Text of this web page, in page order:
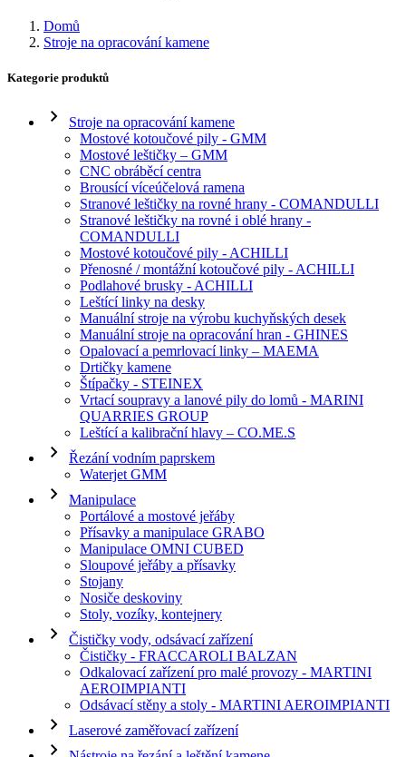
Domů
Stroje na opracování kamene
Kategorie produktů
Stroje na opracování kamene
Mostové kotoučové pily - GMM
Mostové leštičky – GMM
CNC obráběcí centra
Brousící víceúčelová ramena
Stranové leštičky na rovné hrany - COMANDULLI
Stranové leštičky na rovné i oblé hrany -
COMANDULLI
Mostové kotoučové pily - ACHILLI
Přenosné / montážní kotoučové pily - ACHILLI
Podlahové brusky - ACHILLI
Leštící linky na desky
Manuální stroje na výrobu kuchyňských desek
Manuální stroje na opracování hran - GHINES
Opalovací a pemrlovací linky – MAEMA
Drtičky kamene
Štípačky - STEINEX
Vrtací soupravy a lanové pily do lomů - MARINI
QUARRIES GROUP
Leštící a kalibrační hlavy – CO.ME.S
Řezání vodním paprskem
Waterjet GMM
Manipulace
Portálové a mostové jeřáby
Přísavky a manipulace GRABO
Manipulace OMNI CUBED
Sloupové jeřáby a přísavky
Stojany
Nosiče deskoviny
Stoly, vozíky, kontejnery
Čističky vody, odsávací zařízení
Čističky - FRACCAROLI BALZAN
Odkalovací zařízení pro malé provozy - MARTINI
AEROIMPIANTI
Odsávací stěny a stoly - MARTINI AEROIMPIANTI
Laserové zaměřovací zařízení